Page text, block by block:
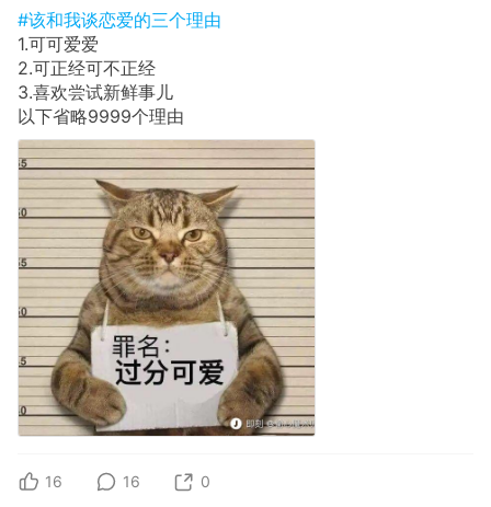
#该和我谈恋爱的三个理由
1.可可爱爱
2.可正经可不正经
3.喜欢尝试新鲜事儿
以下省略9999个理由
16 16 0